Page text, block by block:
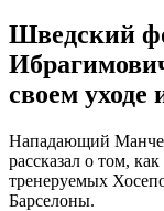
Шведский
своем уходе
Нападающий
рассказал о том,
тренеруемых
Барселоны.